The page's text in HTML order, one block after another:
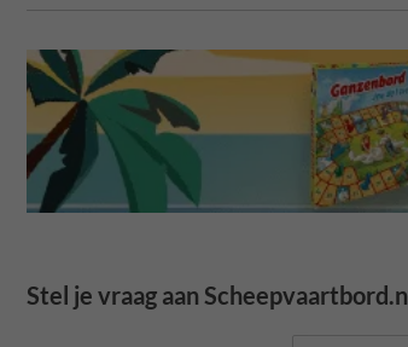
Stel je vraag aan Scheepvaartbord.nl